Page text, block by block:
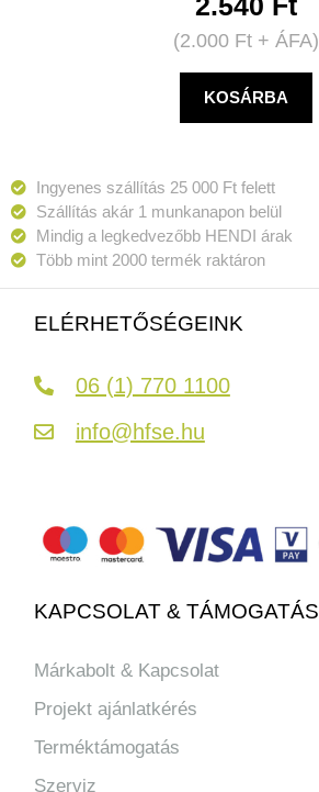
(2.000 Ft+ ÁFA)
KOSÁRBA
Ingyenes szállítás 25 000 Ft felett
Szállítás akár 1 munkanapon belül
Mindig a legkedvezőbb HENDI árak
Több mint 2000 termék raktáron
ELÉRHETŐSÉGEINK
06 (1) 770 1100
info@hfse.hu
KAPCSOLAT & TÁMOGATÁS
Márkabolt & Kapcsolat
Projekt ajánlatkérés
Terméktámogatás
Szerviz